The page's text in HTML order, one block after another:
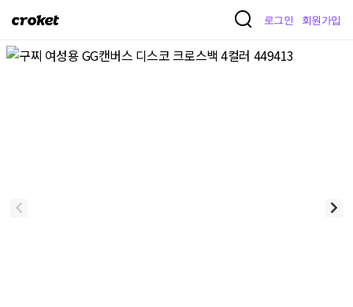
크
켓
로그인 회원가입